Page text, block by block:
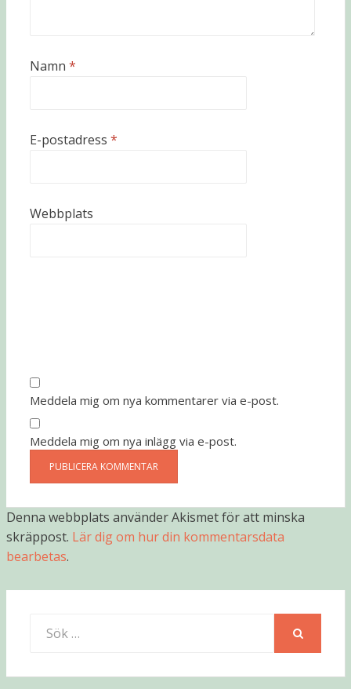
Namn *
E-postadress *
Webbplats
Meddela mig om nya kommentarer via e-post.
Meddela mig om nya inlägg via e-post.
Denna webbplats använder Akismet för att minska
skräppost. Lär dig om hur din kommentarsdata
bearbetas.
efter: